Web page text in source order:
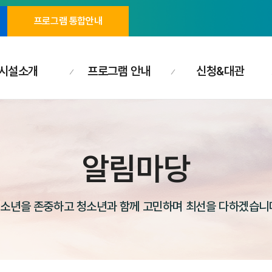
프로그램 통합안내
설소개 프로그램 안내 신청&대관
알림마당
년을 존중하고 청소년과 함께 고민하며 최선을 다하겠습니